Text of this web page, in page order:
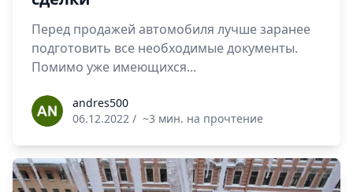
Перед продажей автомобиля лучше заранее
подготовить все необходимые документы.
Помимо уже имеющихся...
andres500andres500
06.12.2022 / ~3 мин. на прочтение